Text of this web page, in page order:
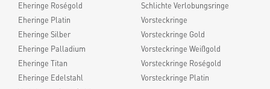
Eheringe Roségold
Eheringe Platin
Eheringe Silber
Eheringe Palladium
Eheringe Titan
Eheringe Edelstahl
Schlichte Verlobungsringe
Vorsteckringe
Vorsteckringe Gold
Vorsteckringe Weißgold
Vorsteckringe Roségold
Vorsteckringe Platin